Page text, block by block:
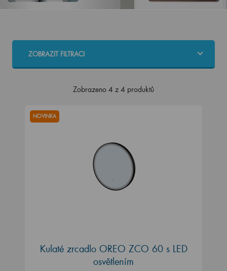
ZOBRAZIT FILTRACI
Zobrazeno 4 z 4 produktů
NOVINKA
Kulaté zrcadlo OREO ZCO 60 s LED
osvětlením